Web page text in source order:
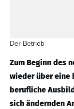
Der Betrieb
Zum Beginn des
wieder über eine
berufliche
sich ändernden